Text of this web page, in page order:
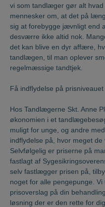
vi som tandlæger gør alt
mennesker om, at det på
sig at forebygge jævnligt end
desværre ikke altid nok.
det kan blive en dyr affære,
tandlægen, til man oplever
regelmæssige tandtjek.
Få indflydelse på
Hos Tandlægerne Skt. Anne
økonomien i et
muligt for unge, og andre
indflydelse på, hvor meget
Selvfølgelig er priserne på
fastlagt af
selv fastlægger prisen på,
noget for alle pengepunge.
prisoverslag på din
løsning der er den rette for dig.